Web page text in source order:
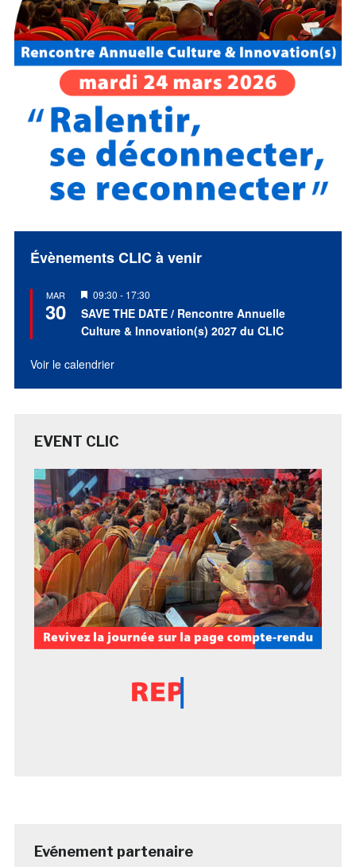
Évènements CLIC à venir
MAR
30
Mis
en
avant
09:30 - 17:30
SAVE THE DATE / Rencontre Annuelle
Culture & Innovation(s) 2027 du CLIC
Voir le calendrier
EVENT CLIC
Evénement partenaire